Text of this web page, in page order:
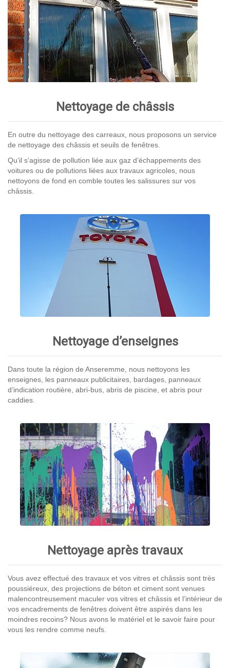
Nettoyage de châssis
En outre du nettoyage des carreaux, nous proposons un service
de nettoyage des châssis et seuils de fenêtres.
Qu’il s’agisse de pollution liée aux gaz d’échappements des
voitures ou de pollutions liées aux travaux agricoles, nous
nettoyons de fond en comble toutes les salissures sur vos
châssis.
Nettoyage d’enseignes
Dans toute la région de Anseremme, nous nettoyons les
enseignes, les panneaux publicitaires, bardages, panneaux
d’indication routière, abri-bus, abris de piscine, et abris pour
caddies.
Nettoyage après travaux
Vous avez effectué des travaux et vos vitres et châssis sont très
poussiéreux, des projections de béton et ciment sont venues
malencontreusement maculer vos vitres et châssis et l’intérieur de
vos encadrements de fenêtres doivent être aspirés dans les
moindres recoins? Nous avons le matériel et le savoir faire pour
vous les rendre comme neufs.